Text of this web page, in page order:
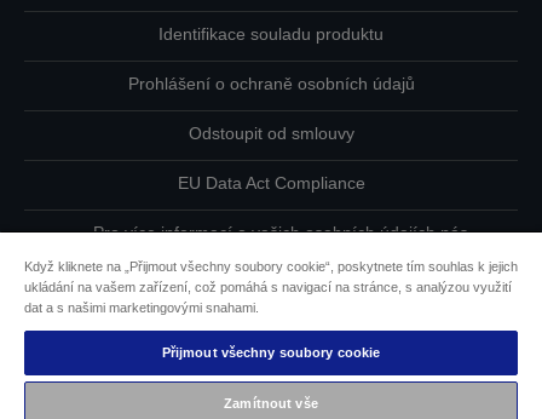
Identifikace souladu produktu
Prohlášení o ochraně osobních údajů
Odstoupit od smlouvy
EU Data Act Compliance
Pro více informací o vašich osobních údajích nás
Informace o souborech cookie
Závazek usnadnění přístupu společnosti Epson
Když kliknete na „Přijmout všechny soubory cookie“, poskytnete tím souhlas k jejich
ukládání na vašem zařízení, což pomáhá s navigací na stránce, s analýzou využití
dat a s našimi marketingovými snahami.
Přijmout všechny soubory cookie
Zamítnout vše